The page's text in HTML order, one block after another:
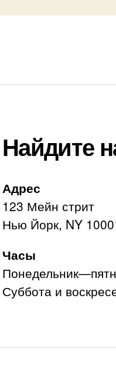
Найдите
Адрес
123 Мейн стрит
Нью Йорк, NY
Часы
Суббота и